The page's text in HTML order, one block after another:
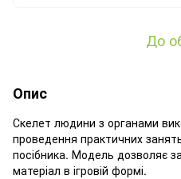
До
Опис
Скелет людини з органами
проведення практичних
посібника. Модель дозволяє
матеріал в ігровій формі.